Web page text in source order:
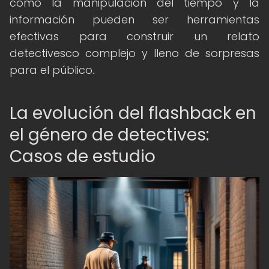
información pueden ser herramientas
efectivas para construir un relato
detectivesco complejo y lleno de sorpresas
para el público.
La evolución del flashback en
el género de detectives:
Casos de estudio